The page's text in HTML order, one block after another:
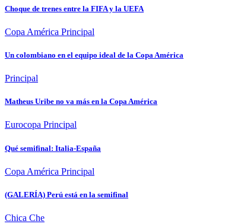
Choque de trenes entre la FIFA y la UEFA
Copa América Principal
Un colombiano en el equipo ideal de la Copa América
Principal
Matheus Uribe no va más en la Copa América
Eurocopa Principal
Qué semifinal: Italia-España
Copa América Principal
(GALERÍA) Perú está en la semifinal
Chica Che